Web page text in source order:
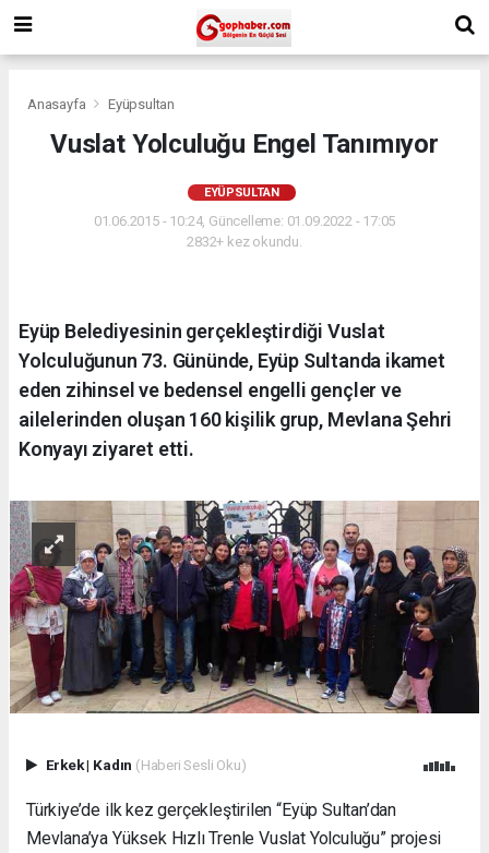
Anasayfa Eyüpsultan
Vuslat Yolculuğu Engel Tanımıyor
EYÜPSULTAN
01.06.2015 - 10:24, Güncelleme: 01.09.2022 - 17:05
2832+ kez okundu.
Eyüp Belediyesinin gerçekleştirdiği Vuslat
Yolculuğunun 73. Gününde, Eyüp Sultanda ikamet
eden zihinsel ve bedensel engelli gençler ve
ailelerinden oluşan 160 kişilik grup, Mevlana Şehri
Konyayı ziyaret etti.
Erkek| Kadın (Haberi Sesli Oku)
Türkiye’de ilk kez gerçekleştirilen “Eyüp Sultan’dan
Mevlana’ya Yüksek Hızlı Trenle Vuslat Yolculuğu” projesi